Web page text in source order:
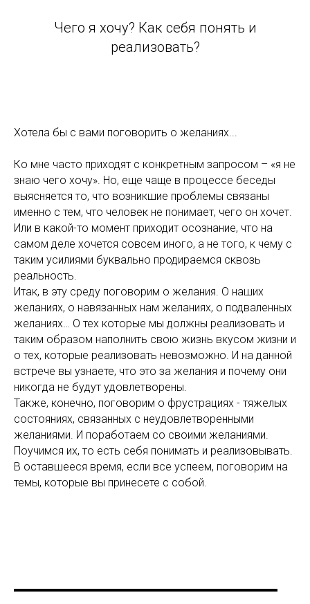
Чего я хочу? Как себя понять и
реализовать?
Хотела бы с вами поговорить о желаниях...
Ко мне часто приходят с конкретным запросом – «я не
знаю чего хочу». Но, еще чаще в процессе беседы
выясняется то, что возникшие проблемы связаны
именно с тем, что человек не понимает, чего он хочет.
Или в какой-то момент приходит осознание, что на
самом деле хочется совсем иного, а не того, к чему с
таким усилиями буквально продираемся сквозь
реальность.
Итак, в эту среду поговорим о желания. О наших
желаниях, о навязанных нам желаниях, о подваленных
желаниях… О тех которые мы должны реализовать и
таким образом наполнить свою жизнь вкусом жизни и
о тех, которые реализовать невозможно. И на данной
встрече вы узнаете, что это за желания и почему они
никогда не будут удовлетворены.
Также, конечно, поговорим о фрустрациях - тяжелых
состояниях, связанных с неудовлетворенными
желаниями. И поработаем со своими желаниями.
Поучимся их, то есть себя понимать и реализовывать.
В оставшееся время, если все успеем, поговорим на
темы, которые вы принесете с собой.